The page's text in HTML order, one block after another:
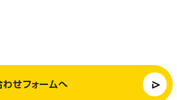
わせフォームへ